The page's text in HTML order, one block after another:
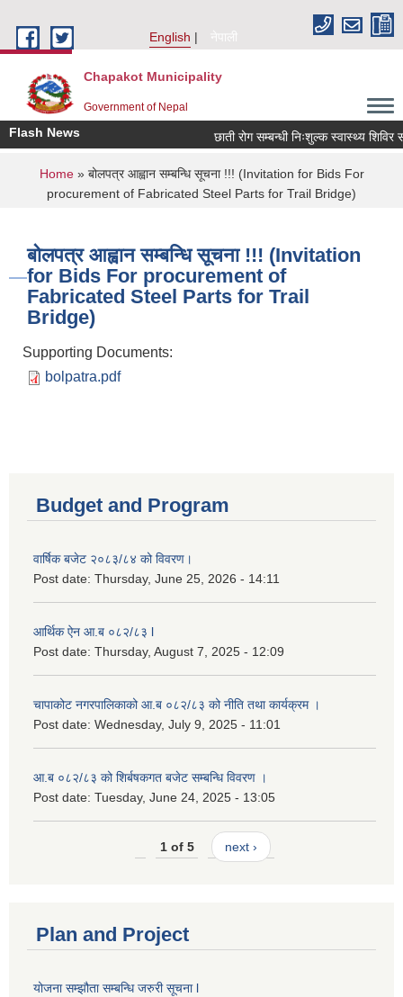
English
नेपाली
Chapakot Municipality
Government of Nepal
Flash News छाती रोग सम्बन्धी निःशुल्क स्वास्थ्य शिविर
You are here
Home» बोलपत्र आह्वान सम्बन्धि सूचना !!! (Invitation for Bids For
procurement of Fabricated Steel Parts for Trail Bridge)
बोलपत्र आह्वान सम्बन्धि सूचना !!! (Invitation
for Bids For procurement of
Fabricated Steel Parts for Trail
Bridge)
Supporting Documents:
bolpatra.pdf
Budget and Program
वार्षिक बजेट २०८३/८४ को विवरण।
Post date: Thursday, June 25, 2026 - 14:11
आर्थिक ऐन आ.ब ०८२/८३ l
Post date: Thursday, August 7, 2025 - 12:09
चापाकोट नगरपालिकाको आ.ब ०८२/८३ को नीति तथा कार्यक्रम ।
Post date: Wednesday, July 9, 2025 - 11:01
आ.ब ०८२/८३ को शिर्बषकगत बजेट सम्बन्धि विवरण ।
Post date: Tuesday, June 24, 2025 - 13:05
1 of 5 next ›
Plan and Project
योजना सम्झौता सम्बन्धि जरुरी सूचना l